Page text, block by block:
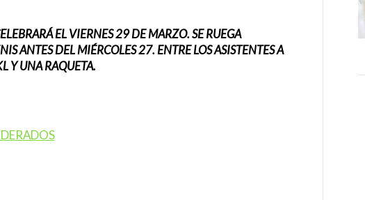
EL VIERNES 29 DE MARZO. SE RUEGA
ANTES DEL MIÉRCOLES 27. ENTRE LOS ASISTENTES A
Y UNA RAQUETA.